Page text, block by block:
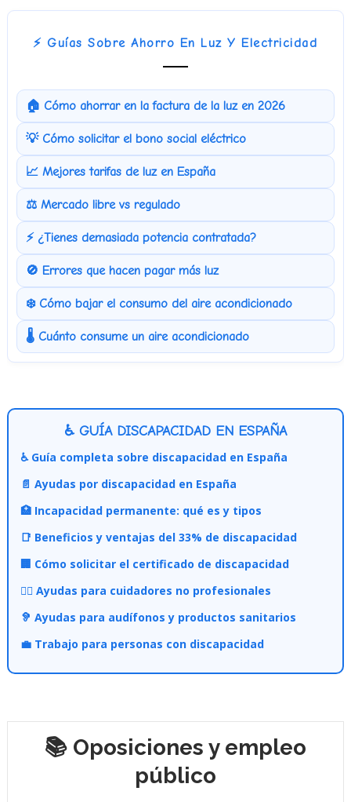
⚡ Guías Sobre Ahorro En Luz Y Electricidad
🏠 Cómo ahorrar en la factura de la luz en 2026
💡 Cómo solicitar el bono social eléctrico
📈 Mejores tarifas de luz en España
⚖️ Mercado libre vs regulado
⚡ ¿Tienes demasiada potencia contratada?
🚫 Errores que hacen pagar más luz
❄️ Cómo bajar el consumo del aire acondicionado
🌡️ Cuánto consume un aire acondicionado
♿ GUÍA DISCAPACIDAD EN ESPAÑA
♿ Guía completa sobre discapacidad en España
📄 Ayudas por discapacidad en España
🏥 Incapacidad permanente: qué es y tipos
📑 Beneficios y ventajas del 33% de discapacidad
🏢 Cómo solicitar el certificado de discapacidad
👩‍⚕️ Ayudas para cuidadores no profesionales
🦻 Ayudas para audífonos y productos sanitarios
💼 Trabajo para personas con discapacidad
📚 Oposiciones y empleo
público